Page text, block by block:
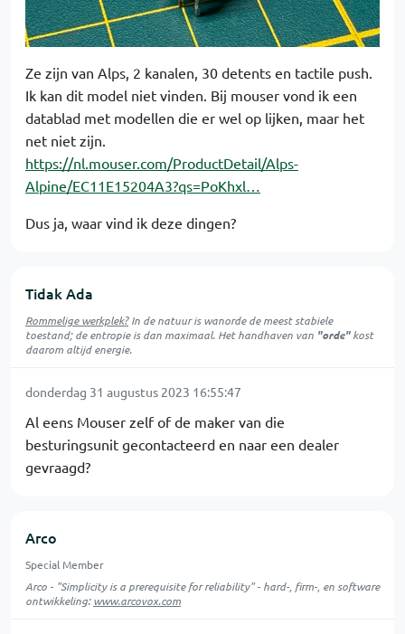
Ze zijn van Alps, 2 kanalen, 30 detents en tactile push.
Ik kan dit model niet vinden. Bij mouser vond ik een
datablad met modellen die er wel op lijken, maar het
net niet zijn.
https://nl.mouser.com/ProductDetail/Alps-
Alpine/EC11E15204A3?qs=PoKhxl…
Dus ja, waar vind ik deze dingen?
Tidak Ada
Rommelige werkplek?In de natuur iswanordede meest stabiele
toestand; de entropie is dan maximaal. Het handhaven van "orde"kost
daarom altijd energie.
donderdag 31 augustus 2023 16:55:47
Al eens Mouser zelf of de maker van die
besturingsunit gecontacteerd en naar een dealer
gevraagd?
Arco
Special Member
Arco - "Simplicity is a prerequisite for reliability" - hard-, firm-, en software
ontwikkeling:www.arcovox.com